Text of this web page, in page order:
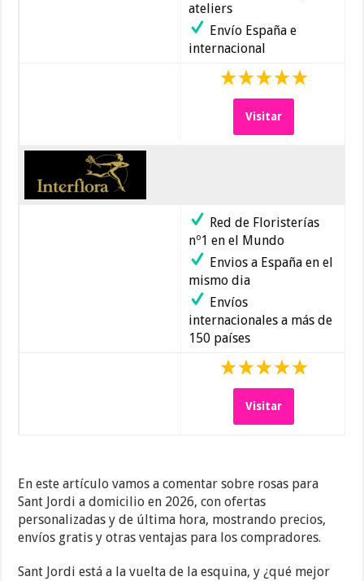
ateliers
Envío España e
internacional
Visitar
Red de Floristerías
nº1 en el Mundo
Envios a España en el
mismo dia
Envíos
internacionales a más de
150 países
Visitar
En este artículo vamos a comentar sobre rosas para
Sant Jordi a domicilio en 2026, con ofertas
personalizadas y de última hora, mostrando precios,
envíos gratis y otras ventajas para los compradores.
Sant Jordi está a la vuelta de la esquina, y ¿qué mejor